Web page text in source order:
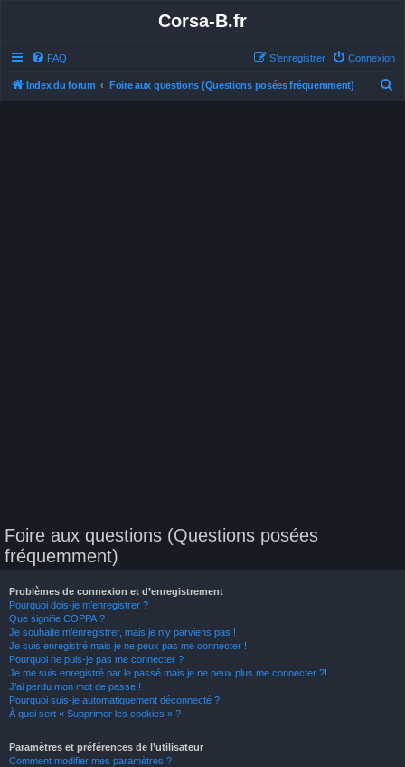
Corsa-B.fr
FAQ Connexion
S’enregistrer
Index du forum Foire aux questions (Questions posées fréquemment)
Foire aux questions (Questions posées
fréquemment)
Problèmes de connexion et d’enregistrement
Pourquoi dois-je m’enregistrer ?
Que signifie COPPA ?
Je souhaite m’enregistrer, mais je n’y parviens pas !
Je suis enregistré mais je ne peux pas me connecter !
Pourquoi ne puis-je pas me connecter ?
Je me suis enregistré par le passé mais je ne peux plus me connecter ?!
J’ai perdu mon mot de passe !
Pourquoi suis-je automatiquement déconnecté ?
À quoi sert « Supprimer les cookies » ?
Paramètres et préférences de l’utilisateur
Comment modifier mes paramètres ?